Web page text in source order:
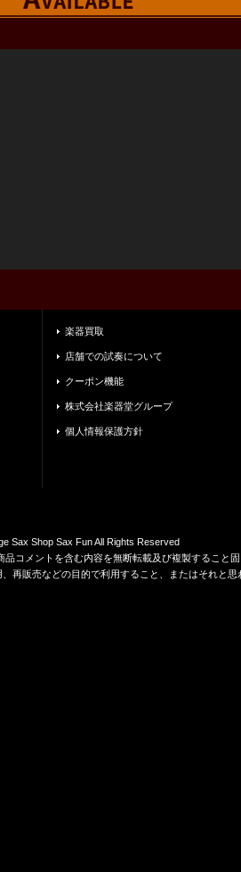
楽器買取
店舗での試奏について
クーポン機能
株式会社楽器堂グループ
個人情報保護方針
Sax Shop Sax Fun All Rights Reserved
コメントを含む内容を無断転載及び複製すること
再販売などの目的で利用すること、またはそれと